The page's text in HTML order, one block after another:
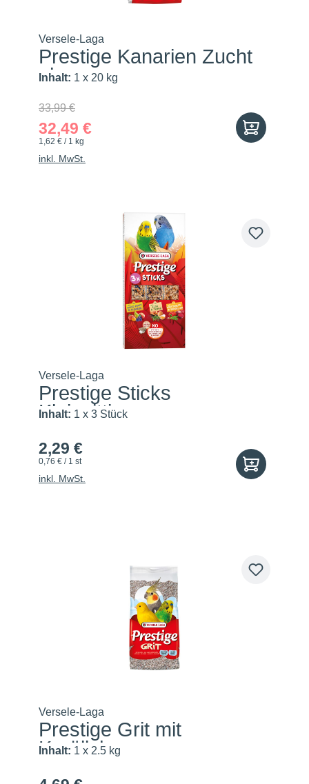
Versele-Laga
Prestige Kanarien Zucht
ohn...
Inhalt: 1 x 20 kg
33,99 €
32,49 €
1,62 € / 1 kg
inkl. MwSt.
Versele-Laga
Prestige Sticks
Kleinsittic...
Inhalt: 1 x 3 Stück
2,29 €
0,76 € / 1 st
inkl. MwSt.
Versele-Laga
Prestige Grit mit
Korällchen
Inhalt: 1 x 2.5 kg